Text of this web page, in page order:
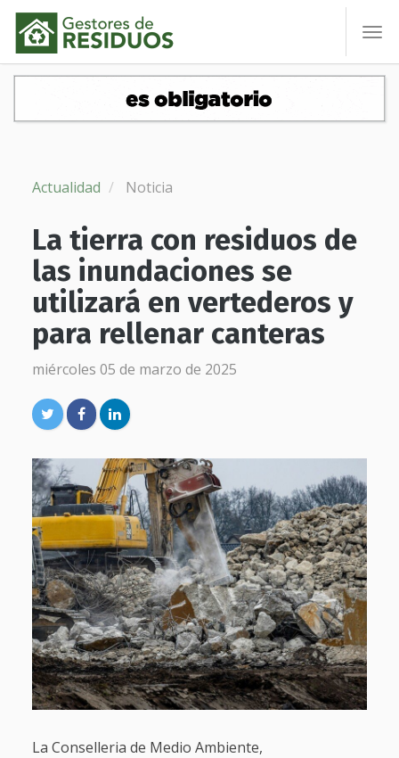
Actualidad Noticia
La tierra con residuos de
las inundaciones se
utilizará en vertederos y
para rellenar canteras
miércoles 05 de marzo de 2025
La Conselleria de Medio Ambiente,